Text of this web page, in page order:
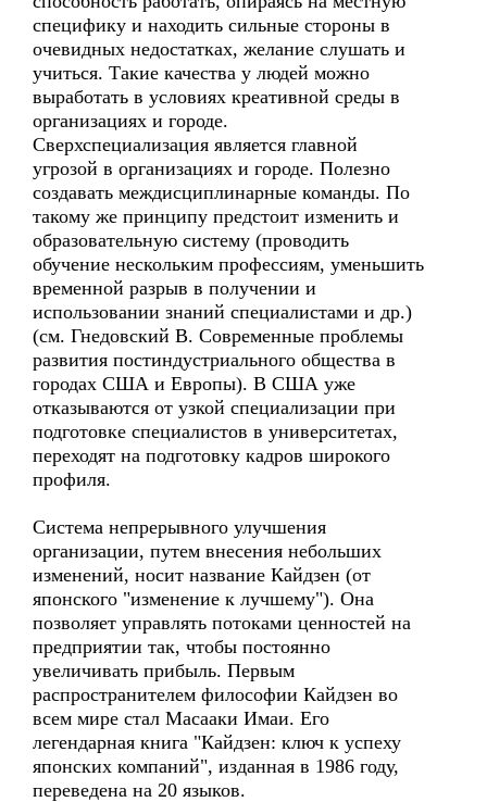
специфику и находить сильные стороны в
очевидных недостатках, желание слушать и
учиться. Такие качества у людей можно
выработать в условиях креативной среды в
организациях и городе.
Сверхспециализация является главной
угрозой в организациях и городе. Полезно
создавать междисциплинарные команды. По
такому же принципу предстоит изменить и
образовательную систему (проводить
обучение нескольким профессиям, уменьшить
временной разрыв в получении и
использовании знаний специалистами и др.)
(см. Гнедовский В. Современные проблемы
развития постиндустриального общества в
городах США и Европы). В США уже
отказываются от узкой специализации при
подготовке специалистов в университетах,
переходят на подготовку кадров широкого
профиля.
Система непрерывного улучшения
организации, путем внесения небольших
изменений, носит название Кайдзен (от
японского "изменение к лучшему"). Она
позволяет управлять потоками ценностей на
предприятии так, чтобы постоянно
увеличивать прибыль. Первым
распространителем философии Кайдзен во
всем мире стал Масааки Имаи. Его
легендарная книга "Кайдзен: ключ к успеху
японских компаний", изданная в 1986 году,
переведена на 20 языков.